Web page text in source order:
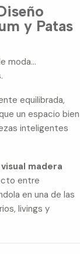
y Patas
moda…
equilibrada,
un espacio bien
inteligentes
madera
entre
en una de las
livings y